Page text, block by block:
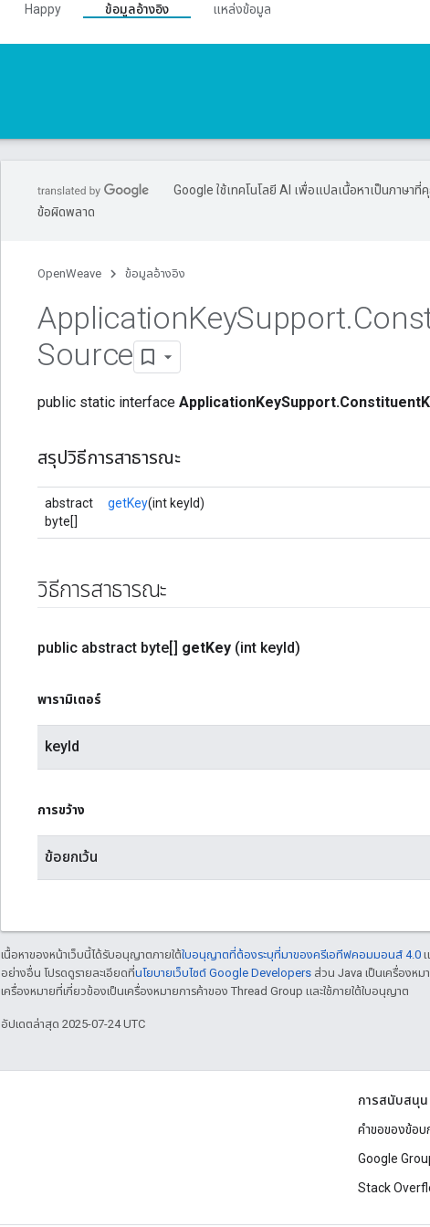
Happy ข้อมูลอ้างอิง
แหล่งข้อมูล
Google ใช้เทคโนโลยี AI เพื่อแปลเนื้อหาเป็นภาษา
ข้อผิดพลาด
OpenWeave ข้อมูลอ้างอิง
ApplicationKeySupport.
Source
public static interface
สรุปวิธีการสาธารณะ
abstract
byte[]
getKey(int keyId)
วิธีการสาธารณะ
public abstract byte[] getKey (int keyId)
พารามิเตอร์
keyId
การขว้าง
ข้อยกเว้น
เนื้อหาของหน้าเว็บนี้ได้รับอนุญาตภายใต้ใบอนุญาตที่ต้องระบุที่มาของครีเอทีฟคอมมอนส์ 4.0
อย่างอื่น โปรดดูรายละเอียดที่นโยบายเว็บไซต์ Google Developers ส่วน Java เป็นเครื่องหม
เครื่องหมายที่เกี่ยวข้องเป็นเครื่องหมายการค้าของ Thread Group และใช้ภายใต้ใบอนุญาต
อัปเดตล่าสุด 2025-07-24 UTC
การสนับสนุน
คำขอของข้อ
Google
Stack